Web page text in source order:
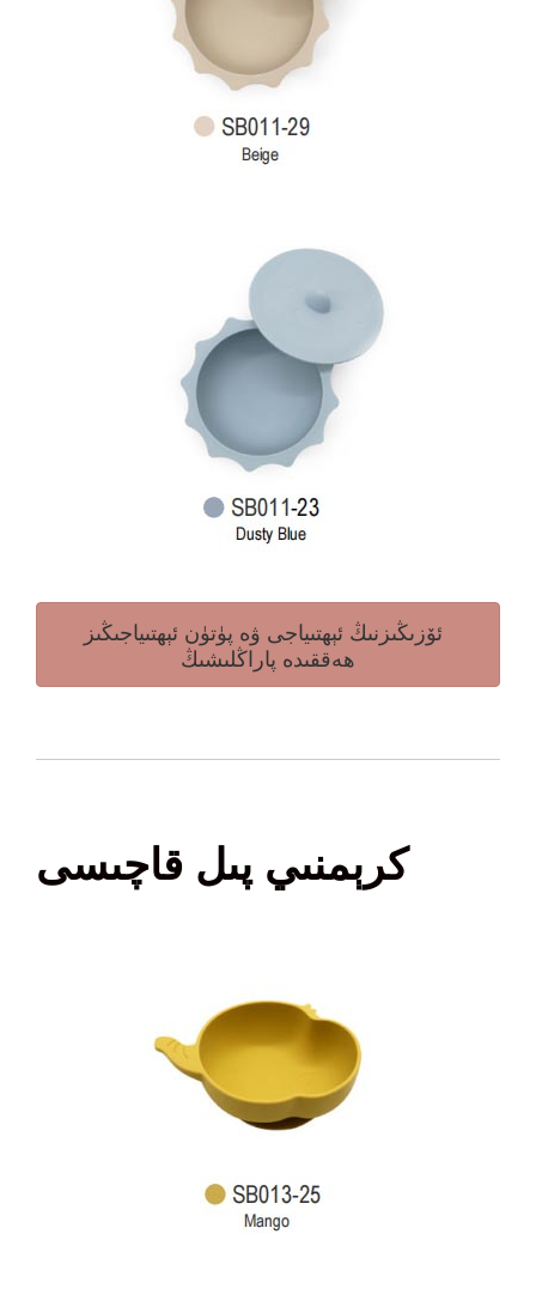
ئۆزىڭىزنىڭ ئېھتىياجى ۋە پۈتۈن ئېھتىياجىڭىز
ھەققىدە پاراڭلىشىڭ
كرېمنىي پىل قاچىسى